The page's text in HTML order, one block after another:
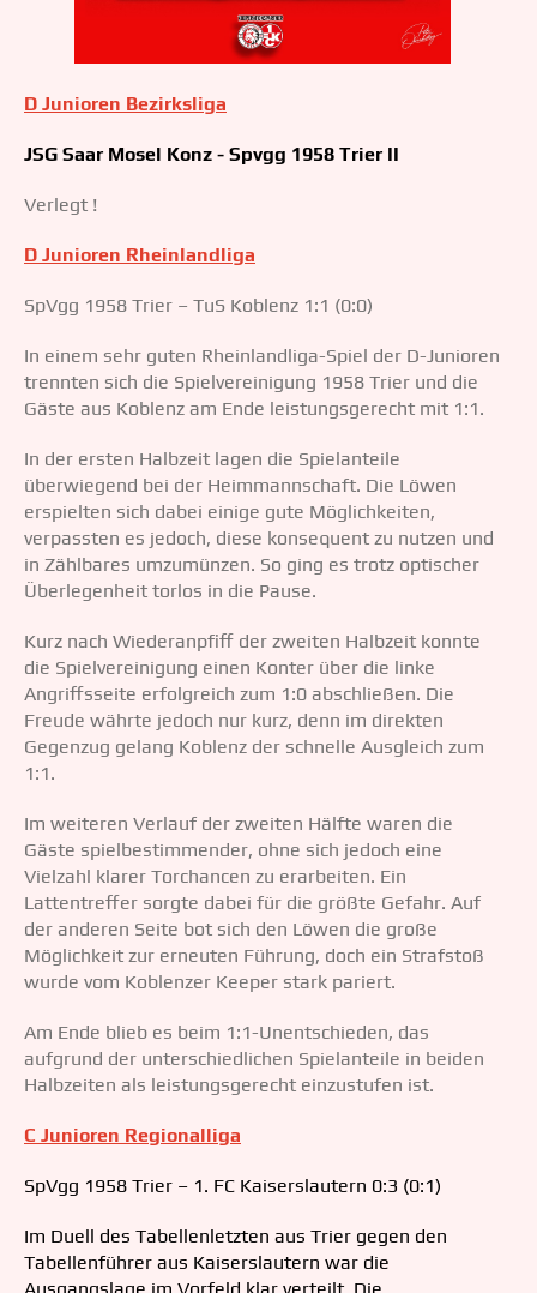
D Junioren Bezirksliga
JSG Saar Mosel Konz - Spvgg 1958 Trier II
Verlegt !
D Junioren Rheinlandliga
SpVgg 1958 Trier – TuS Koblenz 1:1 (0:0)
In einem sehr guten Rheinlandliga-Spiel der D-Junioren
trennten sich die Spielvereinigung 1958 Trier und die
Gäste aus Koblenz am Ende leistungsgerecht mit 1:1.
In der ersten Halbzeit lagen die Spielanteile
überwiegend bei der Heimmannschaft. Die Löwen
erspielten sich dabei einige gute Möglichkeiten,
verpassten es jedoch, diese konsequent zu nutzen und
in Zählbares umzumünzen. So ging es trotz optischer
Überlegenheit torlos in die Pause.
Kurz nach Wiederanpfiff der zweiten Halbzeit konnte
die Spielvereinigung einen Konter über die linke
Angriffsseite erfolgreich zum 1:0 abschließen. Die
Freude währte jedoch nur kurz, denn im direkten
Gegenzug gelang Koblenz der schnelle Ausgleich zum
1:1.
Im weiteren Verlauf der zweiten Hälfte waren die
Gäste spielbestimmender, ohne sich jedoch eine
Vielzahl klarer Torchancen zu erarbeiten. Ein
Lattentreffer sorgte dabei für die größte Gefahr. Auf
der anderen Seite bot sich den Löwen die große
Möglichkeit zur erneuten Führung, doch ein Strafstoß
wurde vom Koblenzer Keeper stark pariert.
Am Ende blieb es beim 1:1-Unentschieden, das
aufgrund der unterschiedlichen Spielanteile in beiden
Halbzeiten als leistungsgerecht einzustufen ist.
C Junioren Regionalliga
SpVgg 1958 Trier – 1. FC Kaiserslautern 0:3 (0:1)
Im Duell des Tabellenletzten aus Trier gegen den
Tabellenführer aus Kaiserslautern war die